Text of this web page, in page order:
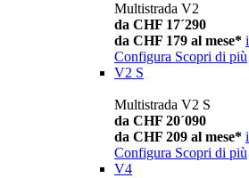
Multistrada V2
da CHF 17´290
da CHF 179 al mese* i
Configura Scopri di più
V2 S
Multistrada V2 S
da CHF 20´090
da CHF 209 al mese* i
Configura Scopri di più
V4